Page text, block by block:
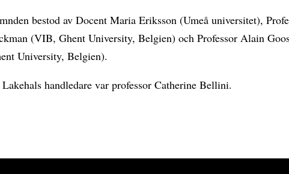
bestod av Docent Maria Eriksson (Umeå universitet),
(VIB, Ghent University, Belgien) och Professor Alain
University, Belgien).
handledare var professor Catherine Bellini.